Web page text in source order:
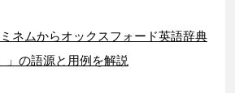
ネムからオックスフォード英語辞典
」の語源と用例を解説